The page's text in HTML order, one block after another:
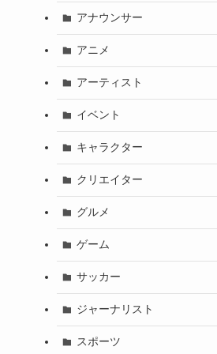
アナウンサー
アニメ
アーティスト
イベント
キャラクター
クリエイター
グルメ
ゲーム
サッカー
ジャーナリスト
スポーツ